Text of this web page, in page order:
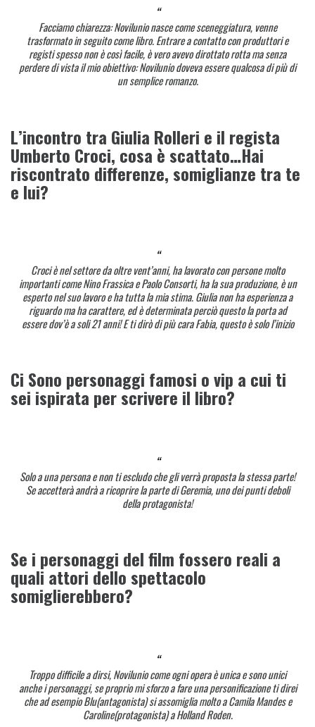
Facciamo chiarezza: Novilunio nasce come sceneggiatura, venne
trasformato in seguito come libro. Entrare a contatto con produttori e
registi spesso non è così facile, è vero avevo dirottato rotta ma senza
perdere di vista il mio obiettivo: Novilunio doveva essere qualcosa di più di
un semplice romanzo.
L’incontro tra Giulia Rolleri e il regista
Umberto Croci, cosa è scattato…Hai
riscontrato differenze, somiglianze tra te
e lui?
Croci è nel settore da oltre vent’anni, ha lavorato con persone molto
importanti come Nino Frassica e Paolo Consorti, ha la sua produzione, è un
esperto nel suo lavoro e ha tutta la mia stima. Giulia non ha esperienza a
riguardo ma ha carattere, ed è determinata perciò questo la porta ad
essere dov’è a soli 21 anni! E ti dirò di più cara Fabia, questo è solo l’inizio
Ci Sono personaggi famosi o vip a cui ti
sei ispirata per scrivere il libro?
Solo a una persona e non ti escludo che gli verrà proposta la stessa parte!
Se accetterà andrà a ricoprire la parte di Geremia, uno dei punti deboli
della protagonista!
Se i personaggi del film fossero reali a
quali attori dello spettacolo
somiglierebbero?
Troppo difficile a dirsi, Novilunio come ogni opera è unica e sono unici
anche i personaggi, se proprio mi sforzo a fare una personificazione ti direi
che ad esempio Blu(antagonista) si assomiglia molto a Camila Mandes e
Caroline(protagonista) a Holland Roden.